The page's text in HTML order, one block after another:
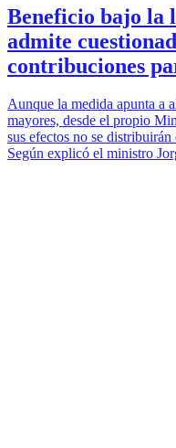
Beneficio bajo
admite
contribuciones
Aunque la medida apunta a
mayores, desde el propio
sus efectos no se
Según explicó el ministro